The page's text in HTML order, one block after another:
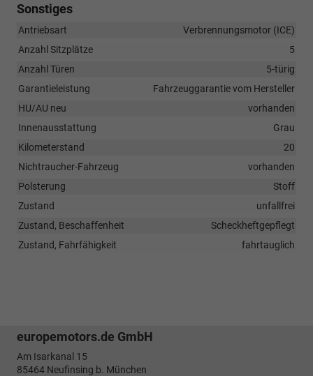
Sonstiges
Antriebsart
Verbrennungsmotor (ICE)
Anzahl Sitzplätze
5
Anzahl Türen
5-türig
Garantieleistung
Fahrzeuggarantie vom Hersteller
HU/AU neu
vorhanden
Innenausstattung
Grau
Kilometerstand
20
Nichtraucher-Fahrzeug
vorhanden
Polsterung
Stoff
Zustand
unfallfrei
Zustand, Beschaffenheit
Scheckheftgepflegt
Zustand, Fahrfähigkeit
fahrtauglich
europemotors.de GmbH
Am Isarkanal 15
85464 Neufinsing b. München